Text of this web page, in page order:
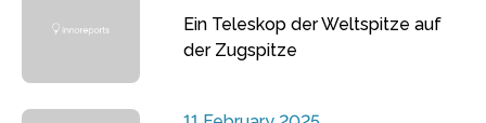
Ein Teleskop der Weltspitze auf
der Zugspitze